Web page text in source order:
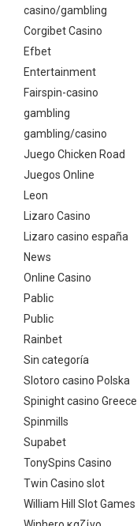
casino/gambling
Corgibet Casino
Efbet
Entertainment
Fairspin-casino
gambling
gambling/casino
Juego Chicken Road
Juegos Online
Leon
Lizaro Casino
Lizaro casino españa
News
Online Casino
Pablic
Public
Rainbet
Sin categoría
Slotoro casino Polska
Spinight casino Greece
Spinmills
Supabet
TonySpins Casino
Twin Casino slot
William Hill Slot Games